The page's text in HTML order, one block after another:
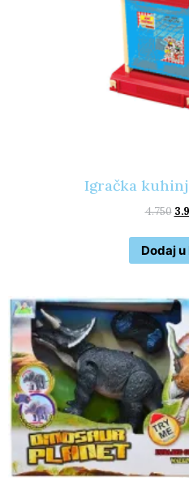
Igračka
4.750
Dodaj